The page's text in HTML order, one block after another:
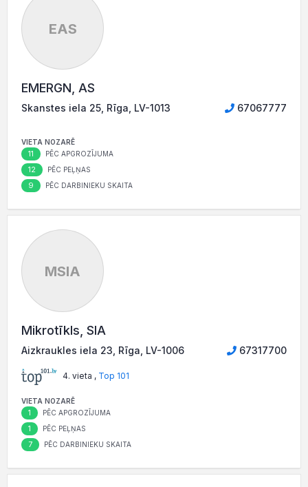
EAS
EMERGN, AS
Skanstes iela 25, Rīga, LV-1013 67067777
VIETA NOZARĒ
11 PĒC APGROZĪJUMA
12 PĒC PEĻŅAS
9 PĒC DARBINIEKU SKAITA
MSIA
Mikrotīkls, SIA
Aizkraukles iela 23, Rīga, LV-1006 67317700
4. vieta , Top 101
VIETA NOZARĒ
1 PĒC APGROZĪJUMA
1 PĒC PEĻŅAS
7 PĒC DARBINIEKU SKAITA